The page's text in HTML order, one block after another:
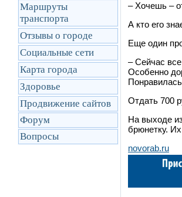
Маршруты
транcпорта
Отзывы о городе
Социальные сети
Карта города
Здоровье
Продвижение сайтов
Форум
Вопросы
– Хочешь –
А кто его
Еще один
–Сейчас все
Особенно
Отдать 700
На выходе
брюнетку.
novorab.ru